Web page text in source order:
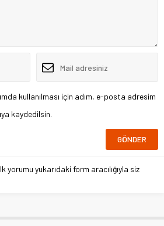
kullanılması için adım, e-posta adresim
kaydedilsin.
yorumu yukarıdaki form aracılığıyla siz